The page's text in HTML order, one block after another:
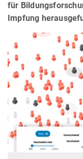
für
Impfung